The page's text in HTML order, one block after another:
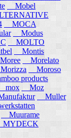
Mobel
MOCA
Modus
MOLTO
Montis
Morelato
Moroso
products
mox
Moz
Muller
Muurame